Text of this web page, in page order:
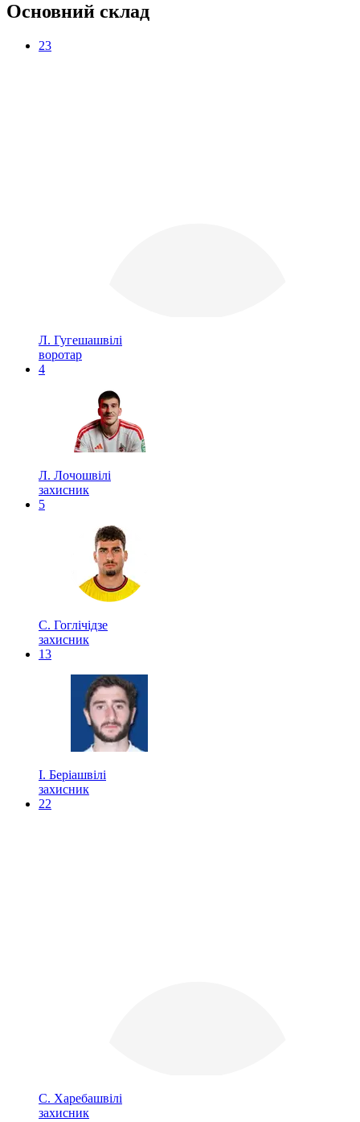
Основний склад
23
Л. Гугешашвілі
воротар
4
Л. Лочошвілі
захисник
5
С. Гоглічідзе
захисник
13
І. Беріашвілі
захисник
22
С. Харебашвілі
захисник